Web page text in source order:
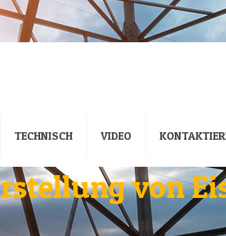
TECHNISCH VIDEO
von